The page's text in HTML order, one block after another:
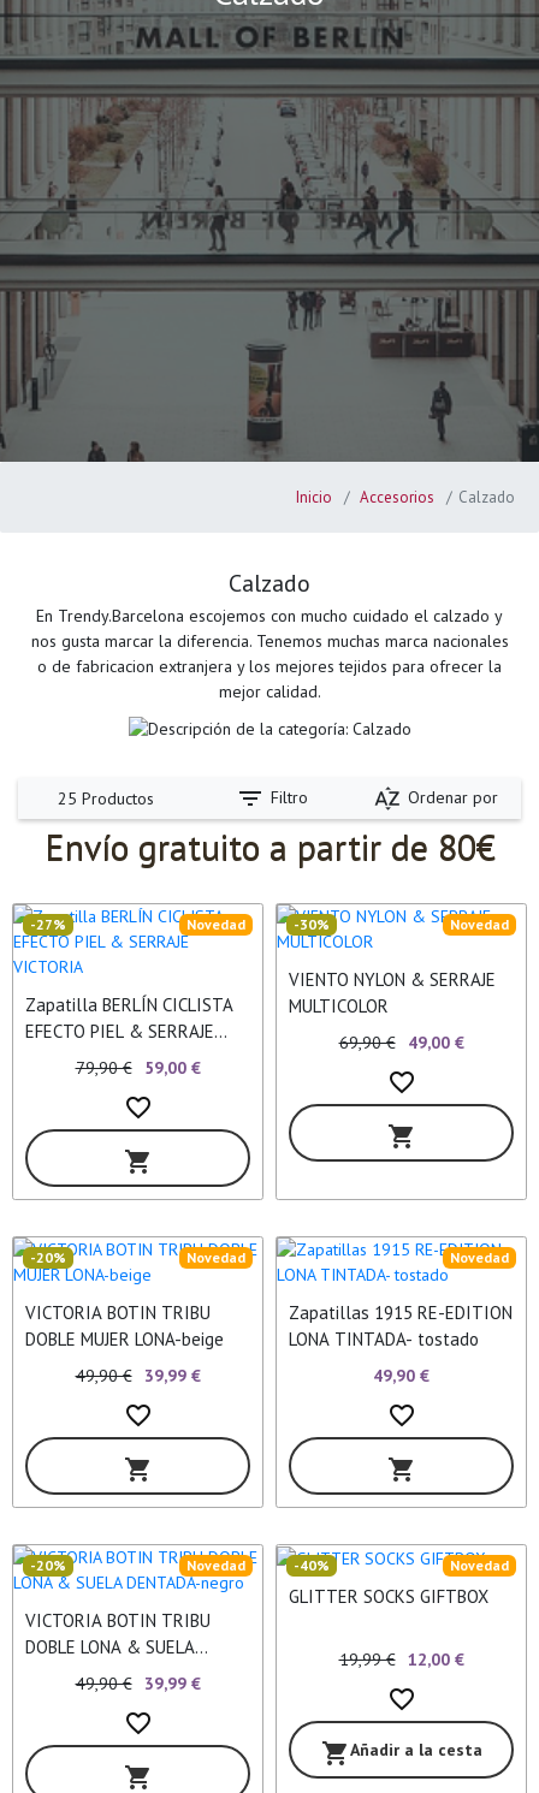
Inicio Accesorios Calzado
Calzado
En Trendy.Barcelona escojemos con mucho cuidado el calzado y
nos gusta marcar la diferencia. Tenemos muchas marca nacionales
o de fabricacion extranjera y los mejores tejidos para ofrecer la
mejor calidad.
25 Productos filter_list Filtro sort_by_alpha Ordenar por
Envío gratuito a partir de 80€
Zapatilla BERLÍN CICLISTA
EFECTO PIEL & SERRAJE
VICTORIA
Novedad
-27%
79,90 € 59,00 €
favorite_border
shopping_cart
VIENTO NYLON & SERRAJE
MULTICOLOR
Novedad
-30%
69,90 € 49,00 €
favorite_border
shopping_cart
VICTORIA BOTIN TRIBU
DOBLE MUJER LONA-beige
Novedad
-20%
49,90 € 39,99 €
favorite_border
shopping_cart
Zapatillas 1915 RE-EDITION
LONA TINTADA- tostado
Novedad
49,90 €
favorite_border
shopping_cart
VICTORIA BOTIN TRIBU
DOBLE LONA & SUELA
DENTADA-negro
Novedad
-20%
49,90 € 39,99 €
favorite_border
shopping_cart
GLITTER SOCKS GIFTBOX
Novedad
-40%
19,99 € 12,00 €
favorite_border
shopping_cartAñadir a la cesta